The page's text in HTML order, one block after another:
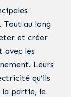
Tout au long
et créer
avec les
Leurs
qu’ils
la partie, le